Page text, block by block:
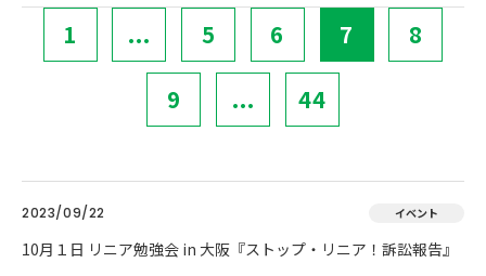
1 ... 5 6 7 8
9 ... 44
2023/09/22 イベント
10月１日 リニア勉強会 in 大阪『ストップ・リニア！訴訟報告』